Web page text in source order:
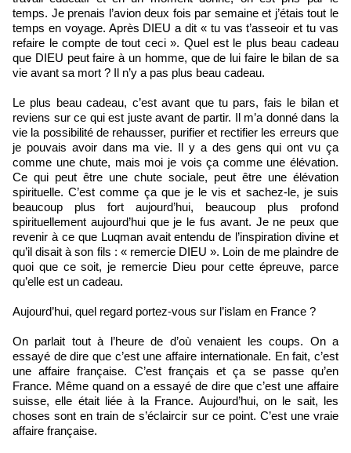
temps. Je prenais l’avion deux fois par semaine et j’étais tout le
temps en voyage. Après DIEU a dit « tu vas t’asseoir et tu vas
refaire le compte de tout ceci ». Quel est le plus beau cadeau
que DIEU peut faire à un homme, que de lui faire le bilan de sa
vie avant sa mort ? Il n’y a pas plus beau cadeau.
Le plus beau cadeau, c’est avant que tu pars, fais le bilan et
reviens sur ce qui est juste avant de partir. Il m’a donné dans la
vie la possibilité de rehausser, purifier et rectifier les erreurs que
je pouvais avoir dans ma vie. Il y a des gens qui ont vu ça
comme une chute, mais moi je vois ça comme une élévation.
Ce qui peut être une chute sociale, peut être une élévation
spirituelle. C’est comme ça que je le vis et sachez-le, je suis
beaucoup plus fort aujourd’hui, beaucoup plus profond
spirituellement aujourd’hui que je le fus avant. Je ne peux que
revenir à ce que Luqman avait entendu de l’inspiration divine et
qu’il disait à son fils : « remercie DIEU ». Loin de me plaindre de
quoi que ce soit, je remercie Dieu pour cette épreuve, parce
qu’elle est un cadeau.
Aujourd’hui, quel regard portez-vous sur l’islam en France ?
On parlait tout à l’heure de d’où venaient les coups. On a
essayé de dire que c’est une affaire internationale. En fait, c’est
une affaire française. C’est français et ça se passe qu’en
France. Même quand on a essayé de dire que c’est une affaire
suisse, elle était liée à la France. Aujourd’hui, on le sait, les
choses sont en train de s’éclaircir sur ce point. C’est une vraie
affaire française.